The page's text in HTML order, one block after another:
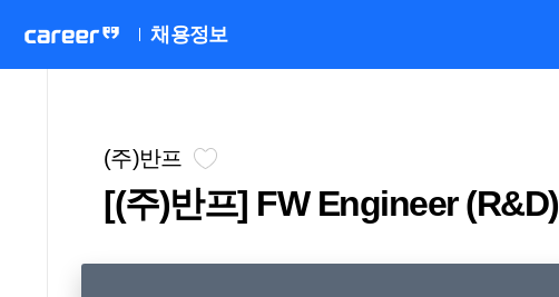
채용정보
(주)반프
[(주)반프] FW Engineer (R&D)